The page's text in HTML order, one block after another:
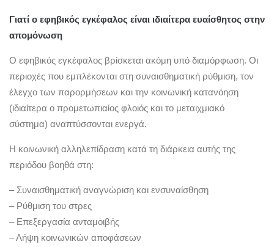
Γιατί ο εφηβικός εγκέφαλος είναι ιδιαίτερα ευαίσθητος στην
απομόνωση
Ο εφηβικός εγκέφαλος βρίσκεται ακόμη υπό διαμόρφωση. Οι
περιοχές που εμπλέκονται στη συναισθηματική ρύθμιση, τον
έλεγχο των παρορμήσεων και την κοινωνική κατανόηση
(ιδιαίτερα ο προμετωπιαίος φλοιός και το μεταιχμιακό
σύστημα) αναπτύσσονται ενεργά.
Η κοινωνική αλληλεπίδραση κατά τη διάρκεια αυτής της
περιόδου βοηθά στη:
– Συναισθηματική αναγνώριση και ενσυναίσθηση
– Ρύθμιση του στρες
– Επεξεργασία ανταμοιβής
– Λήψη κοινωνικών αποφάσεων